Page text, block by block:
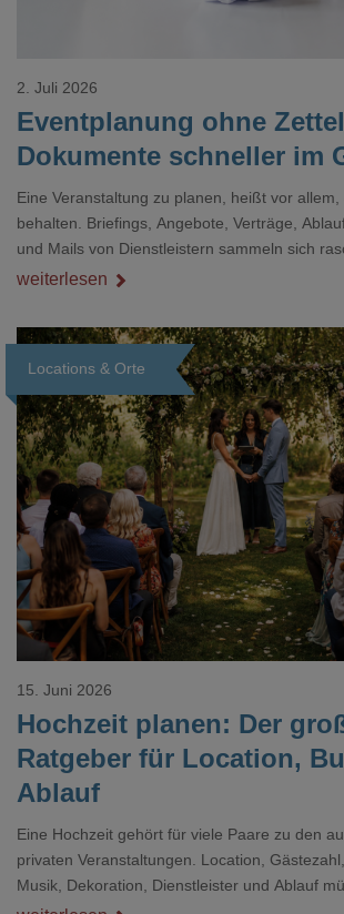
Eventplanung ohne
Dokumente schneller im
2. Juli 2026
Eine Veranstaltung zu planen, heißt vor
behalten. Briefings, Angebote, Verträge,
und Mails von Dienstleistern sammeln sich
unübersichtlichen Stapel. Wer schon einmal
Dokument gesucht hat, kennt das mulmige
weiterlesen
Locations & Orte
Hochzeit planen: Der
Ratgeber für Location,
Ablauf
15. Juni 2026
Eine Hochzeit gehört für viele Paare zu den
privaten Veranstaltungen. Location,
Musik, Dekoration, Dienstleister und Ablauf